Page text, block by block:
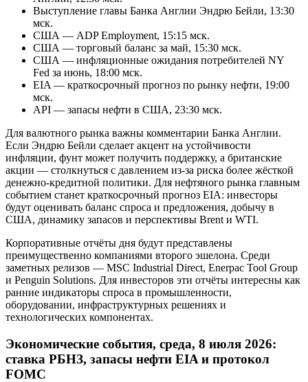
Выступление главы Банка Англии Эндрю Бейли, 13:30
мск.
США — ADP Employment, 15:15 мск.
США — торговый баланс за май, 15:30 мск.
США — инфляционные ожидания потребителей NY
Fed за июнь, 18:00 мск.
EIA — краткосрочный прогноз по рынку нефти, 19:00
мск.
API — запасы нефти в США, 23:30 мск.
Для валютного рынка важны комментарии Банка Англии.
Если Эндрю Бейли сделает акцент на устойчивости
инфляции, фунт может получить поддержку, а британские
акции — столкнуться с давлением из-за риска более жёсткой
денежно-кредитной политики. Для нефтяного рынка главным
событием станет краткосрочный прогноз EIA: инвесторы
будут оценивать баланс спроса и предложения, добычу в
США, динамику запасов и перспективы Brent и WTI.
Корпоративные отчёты дня будут представлены
преимущественно компаниями второго эшелона. Среди
заметных релизов — MSC Industrial Direct, Enerpac Tool Group
и Penguin Solutions. Для инвесторов эти отчёты интересны как
ранние индикаторы спроса в промышленности,
оборудовании, инфраструктурных решениях и
технологических компонентах.
Экономические события, среда, 8 июля 2026:
ставка РБНЗ, запасы нефти EIA и протокол
FOMC